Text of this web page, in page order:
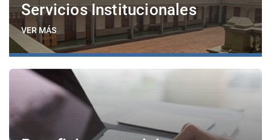
Servicios Institucionales
VER MÁS